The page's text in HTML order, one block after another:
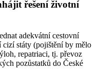
řešení životní
adekvátní cestovní
státy (pojištění by mělo
repatriaci, tj. převoz
pozůstatků do České